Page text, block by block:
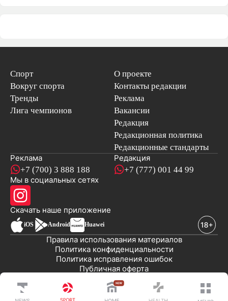
Спорт
Вокруг спорта
Тренды
Лига чемпионов
О проекте
Контакты редакции
Реклама
Вакансии
Редакция
Редакционная политика
Редакционные стандарты
Реклама
+7 (700) 3 888 188
Редакция
+7 (777) 001 44 99
Мы в социальных сетях
Скачать наше приложениеновостей
iOS Android Huawei
Публичная оферта
Политика исправления ошибок
Политика конфиденциальности
Правила использования материалов
© 2008-2026 ТОО «EML»